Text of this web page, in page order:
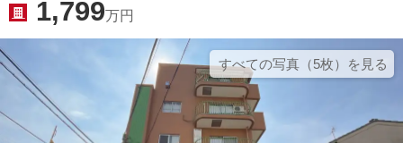
住まいをつくる
店舗案内
スタッフ紹介
相場データを依頼する
1,799万円
すべての写真（5枚）を⾒る